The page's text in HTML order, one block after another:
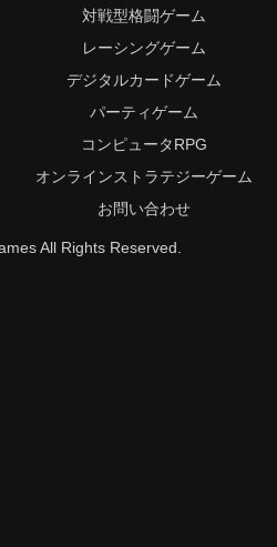
対戦型格闘ゲーム
レーシングゲーム
デジタルカードゲーム
パーティゲーム
コンピュータRPG
オンラインストラテジーゲーム
お問い合わせ
All Rights Reserved.